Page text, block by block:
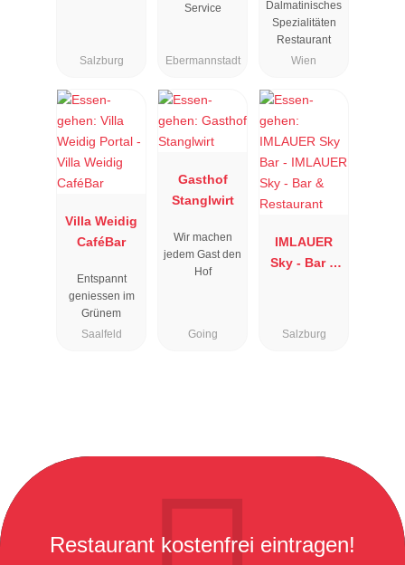
Salzburg
Service
Ebermannstadt
Dalmatinisches
Spezialitäten
Restaurant
Wien
Villa Weidig
CaféBar
Entspannt
geniessen im
Grünem
Saalfeld
Gasthof
Stanglwirt
Wir machen
jedem Gast den
Hof
Going
IMLAUER
Sky - Bar &
Salzburg
Restaurant kostenfrei eintragen!